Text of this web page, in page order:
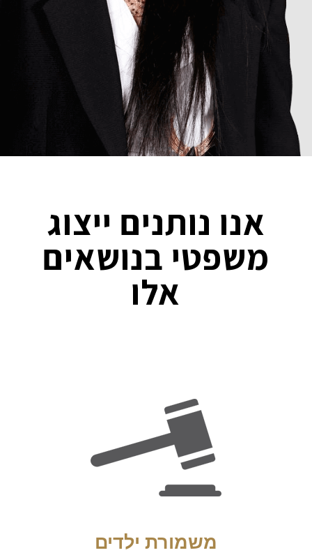
אנו נותנים ייצוג
משפטי בנושאים
אלו
משמורת ילדים